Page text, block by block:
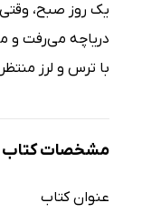
یک روز صبح، وقتی
دریاچه می‌رفت و
با ترس و لرز
مشخصات کتاب
عنوان کتاب